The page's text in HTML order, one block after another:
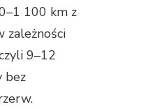
100 km z
zależności
9–12
bez